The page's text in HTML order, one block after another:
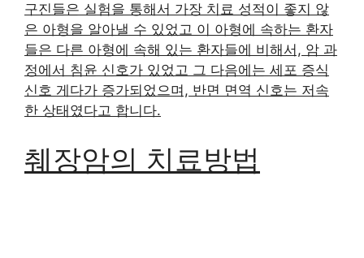
구진들은 실험을 통해서 가장 치료 성적이 좋지 않
은 아형을 알아낼 수 있었고 이 아형에 속하는 환자
들은 다른 아형에 속해 있는 환자들에 비해서, 암 과
정에서 침윤 신호가 있었고 그 다음에는 세포 증식
신호 게다가 증가되었으며, 반면 면역 신호는 저속
한 상태였다고 합니다.
췌장암의 치료방법